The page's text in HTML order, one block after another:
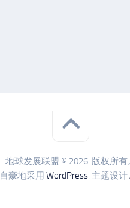
地球发展联盟 © 2026. 版权所有
自豪地采用 WordPress. 主题设计